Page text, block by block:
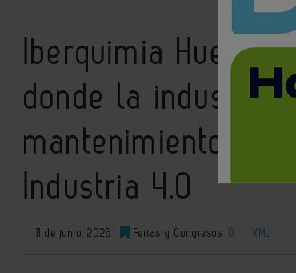
Iberquimia Huelva
donde la industria
mantenimiento, la
Industria 4.0
11 de junio, 2026 Ferias y Congresos 0 XML